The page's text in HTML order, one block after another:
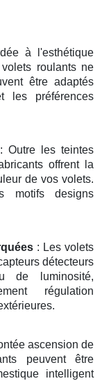
à l'esthétique
roulants ne
être adaptés
les préférences
les teintes
offrent la
de vos volets.
motifs designs
: Les volets
détecteurs
de luminosité,
régulation
ascension de
peuvent être
intelligent